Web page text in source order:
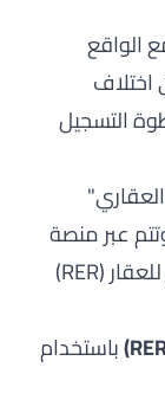
الواقع
اختلاف
التسجيل
عبر منصة
الشركة الوطنية لخدمات التسجيل العيني للعقار (RER)
)باستخدام